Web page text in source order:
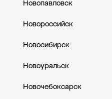
Новопавловск
Новороссийск
Новосибирск
Новоуральск
Новочебоксарск